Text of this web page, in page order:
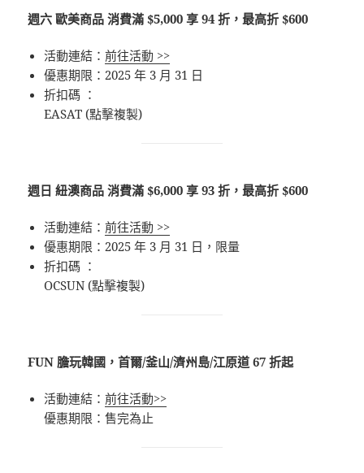
週六 歐美商品 消費滿 $5,000 享 94 折，最高折 $600
活動連結：前往活動 >>
優惠期限：2025 年 3 月 31 日
折扣碼 ：
EASAT (點擊複製)
週日 紐澳商品 消費滿 $6,000 享 93 折，最高折 $600
活動連結：前往活動 >>
優惠期限：2025 年 3 月 31 日，限量
折扣碼 ：
OCSUN (點擊複製)
FUN 膽玩韓國，首爾/釜山/濟州島/江原道 67 折起
活動連結：前往活動>>
優惠期限：售完為止